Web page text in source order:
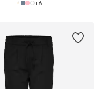
+6